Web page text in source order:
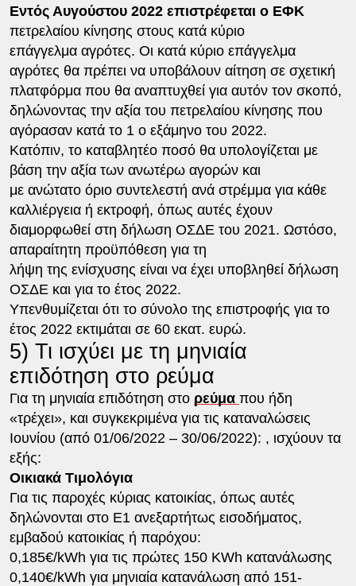
Εντός Αυγούστου 2022 επιστρέφεται ο ΕΦΚ
πετρελαίου κίνησης στους κατά κύριο
επάγγελμα αγρότες. Οι κατά κύριο επάγγελμα
αγρότες θα πρέπει να υποβάλουν αίτηση σε σχετική
πλατφόρμα που θα αναπτυχθεί για αυτόν τον σκοπό,
δηλώνοντας την αξία του πετρελαίου κίνησης που
αγόρασαν κατά το 1 ο εξάμηνο του 2022.
Κατόπιν, το καταβλητέο ποσό θα υπολογίζεται με
βάση την αξία των ανωτέρω αγορών και
με ανώτατο όριο συντελεστή ανά στρέμμα για κάθε
καλλιέργεια ή εκτροφή, όπως αυτές έχουν
διαμορφωθεί στη δήλωση ΟΣΔΕ του 2021. Ωστόσο,
απαραίτητη προϋπόθεση για τη
λήψη της ενίσχυσης είναι να έχει υποβληθεί δήλωση
ΟΣΔΕ και για το έτος 2022.
Υπενθυμίζεται ότι το σύνολο της επιστροφής για το
έτος 2022 εκτιμάται σε 60 εκατ. ευρώ.
5) Τι ισχύει με τη μηνιαία
επιδότηση στο ρεύμα
Για τη μηνιαία επιδότηση στο ρεύμα που ήδη
«τρέχει», και συγκεκριμένα για τις καταναλώσεις
Ιουνίου (από 01/06/2022 – 30/06/2022): , ισχύουν τα
εξής:
Οικιακά Τιμολόγια
Για τις παροχές κύριας κατοικίας, όπως αυτές
δηλώνονται στο E1 ανεξαρτήτως εισοδήματος,
εμβαδού κατοικίας ή παρόχου:
0,185€/kWh για τις πρώτες 150 KWh κατανάλωσης
0,140€/kWh για μηνιαία κατανάλωση από 151-